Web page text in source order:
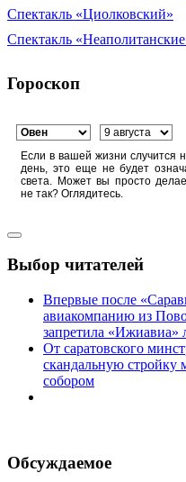
Спектакль «Циолковский»
Спектакль
Гороскоп
Если в вашей жизни случится
день, это еще не будет
света. Может вы просто
не так? Оглядитесь.
Выбор читателей
Впервые после
авиакомпанию из
запретила «Ижиавиа»
От саратовского
скандальную стройку
собором
Обсуждаемое